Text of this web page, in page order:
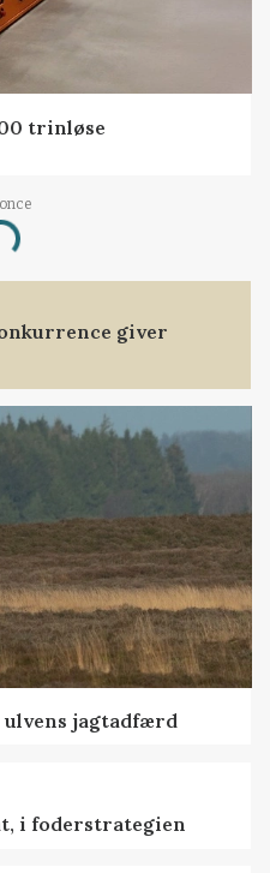
trinløse
giver
ulvens jagtadfærd
i foderstrategien